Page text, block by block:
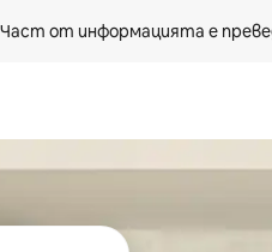
Част от информацията е